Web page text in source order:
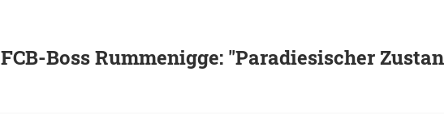
FCB-Boss Rummenigge: "Paradiesischer